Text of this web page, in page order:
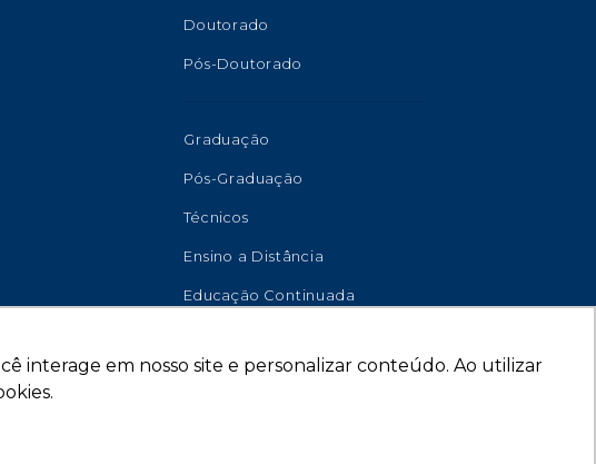
interage em nosso site e personalizar conteúdo. Ao utilizar
Doutorado
Pós-Doutorado
Graduação
Pós-Graduação
Técnicos
Ensino a Distância
Educação Continuada